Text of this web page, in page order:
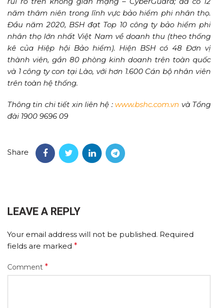
năm thâm niên trong lĩnh vực bảo hiểm phi nhân thọ.
Đầu năm 2020, BSH đạt Top 10 công ty bảo hiểm phi
nhân thọ lớn nhất Việt Nam về doanh thu (theo thống
kê của Hiệp hội Bảo hiểm). Hiện BSH có 48 Đơn vị
thành viên, gần 80 phòng kinh doanh trên toàn quốc
và 1 công ty con tại Lào, với hơn 1.600 Cán bộ nhân viên
trên toàn hệ thống.
Thông tin chi tiết xin liên hệ : www.bshc.com.vn và Tổng
đài 1900 9696 09
Share
LEAVE A REPLY
Your email address will not be published. Required
fields are marked *
Comment *